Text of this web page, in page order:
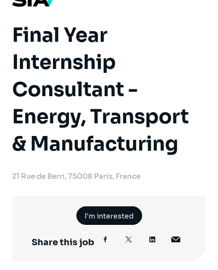
Final Year
Internship
Consultant -
Energy, Transport
& Manufacturing
21 Rue de Berri, 75008 Paris, France
I'm interested
Share this job